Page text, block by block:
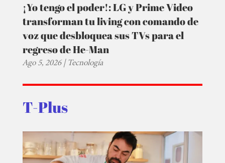
¡Yo tengo el poder!: LG y Prime Video
transforman tu living con comando de
voz que desbloquea sus TVs para el
regreso de He-Man
Ago 5, 2026|Tecnología
T-Plus